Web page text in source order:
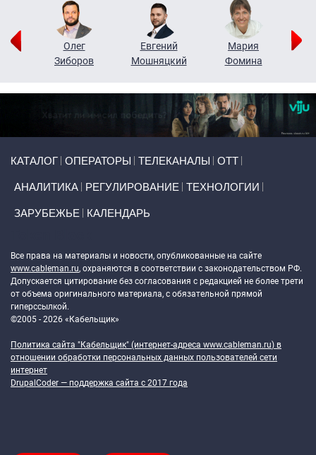
Олег
Зиборов
Евгений
Мошняцкий
Мария
Фомина
КАТАЛОГ ОПЕРАТОРЫ ТЕЛЕКАНАЛЫ ОТТ
АНАЛИТИКА РЕГУЛИРОВАНИЕ ТЕХНОЛОГИИ
ЗАРУБЕЖЬЕ КАЛЕНДАРЬ
Все права на материалы и новости, опубликованные на сайте
www.cableman.ru, охраняются в соответствии с законодательством РФ.
Допускается цитирование без согласования с редакцией не более трети
от объема оригинального материала, с обязательной прямой
гиперссылкой.
©2005 - 2026 «Кабельщик»
Политика сайта "Кабельщик" (интернет-адреса www.cableman.ru) в
отношении обработки персональных данных пользователей сети
интернет
DrupalCoder — поддержка сайта c 2017 года